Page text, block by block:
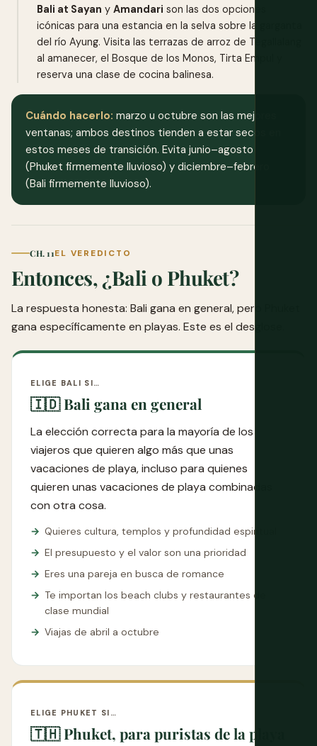
Bali at Sayan y Amandari son las dos opciones
icónicas para una estancia en la selva sobre la garganta
del río Ayung. Visita las terrazas de arroz de Tegallalang
al amanecer, el Bosque de los Monos, Tirta Empul y
reserva una clase de cocina balinesa.
Cuándo hacerlo: marzo u octubre son las mejores
ventanas; ambos destinos tienden a estar secos en
estos meses de transición. Evita junio–agosto
(Phuket firmemente lluvioso) y diciembre–febrero
(Bali firmemente lluvioso).
CH. 11EL VEREDICTO
Entonces, ¿Bali o Phuket?
La respuesta honesta: Bali gana en general, pero Phuket
gana específicamente en playas. Este es el desglose.
ELIGE BALI SI…
🇮🇩 Bali gana en general
La elección correcta para la mayoría de los
viajeros que quieren algo más que unas
vacaciones de playa, incluso para quienes
quieren unas vacaciones de playa combinadas
con otra cosa.
Quieres cultura, templos y profundidad espiritual
El presupuesto y el valor son una prioridad
Eres una pareja en busca de romance
Te importan los beach clubs y restaurantes de
clase mundial
Viajas de abril a octubre
ELIGE PHUKET SI…
🇹🇭 Phuket, para puristas de la playa